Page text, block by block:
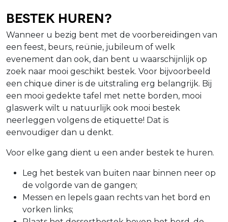
Bestek huren?
Wanneer u bezig bent met de voorbereidingen van
een feest, beurs, reünie, jubileum of welk
evenement dan ook, dan bent u waarschijnlijk op
zoek naar mooi geschikt bestek. Voor bijvoorbeeld
een chique diner is de uitstraling erg belangrijk. Bij
een mooi gedekte tafel met nette borden, mooi
glaswerk wilt u natuurlijk ook mooi bestek
neerleggen volgens de etiquette! Dat is
eenvoudiger dan u denkt.
Voor elke gang dient u een ander bestek te huren.
Leg het bestek van buiten naar binnen neer op
de volgorde van de gangen;
Messen en lepels gaan rechts van het bord en
vorken links;